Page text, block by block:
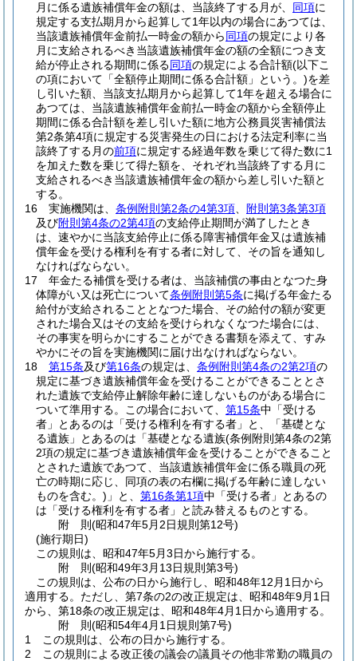
月に係る遺族補償年金の額は、当該終了する月が、 同項に
規定する支払期月から起算して1年以内の場合にあつては、
当該遺族補償年金前払一時金の額から同項の規定により各
月に支給されるべき当該遺族補償年金の額の全額につき支
給が停止される期間に係る同項の規定による合計額(以下こ
の項において「全額停止期間に係る合計額」という。)を差
し引いた額、当該支払期月から起算して1年を超える場合に
あつては、当該遺族補償年金前払一時金の額から全額停止
期間に係る合計額を差し引いた額に地方公務員災害補償法
第2条第4項に規定する災害発生の日における法定利率に当
該終了する月の前項に規定する経過年数を乗じて得た数に1
を加えた数を乗じて得た額を、それぞれ当該終了する月に
支給されるべき当該遺族補償年金の額から差し引いた額と
する。
16
実施機関は、 条例附則第2条の4第3項
附則第3条第3項
及び附則第4条の2第4項の支給停止期間が満了したとき
は、速やかに当該支給停止に係る障害補償年金又は遺族補
償年金を受ける権利を有する者に対して、その旨を通知し
なければならない。
17
年金たる補償を受ける者は、当該補償の事由となつた身
体障がい又は死亡について条例附則第5条に掲げる年金たる
給付が支給されることとなつた場合、その給付の額が変更
された場合又はその支給を受けられなくなつた場合には、
その事実を明らかにすることができる書類を添えて、すみ
やかにその旨を実施機関に届け出なければならない。
18
第15条及び第16条の規定は、 条例附則第4条の2第2項の
規定に基づき遺族補償年金を受けることができることとさ
れた遺族で支給停止解除年齢に達しないものがある場合に
ついて準用する。
この場合において、 第15条中「受ける
者」とあるのは「受ける権利を有する者」と、「基礎とな
る遺族」とあるのは「基礎となる遺族(条例附則第4条の2第
2項の規定に基づき遺族補償年金を受けることができること
とされた遺族であつて、当該遺族補償年金に係る職員の死
亡の時期に応じ、同項の表の右欄に掲げる年齢に達しない
ものを含む。) 」と、 第16条第1項中「受ける者」とあるの
は「受ける権利を有する者」と読み替えるものとする。
附 則(昭和47年5月2日規則第12号)
(施行期日)
この規則は、昭和47年5月3日から施行する。
附 則(昭和49年3月13日規則第3号)
この規則は、公布の日から施行し、昭和48年12月1日から
適用する。 ただし、第7条の2の改正規定は、昭和48年9月1日
から、第18条の改正規定は、昭和48年4月1日から適用する。
附 則(昭和54年4月1日規則第7号)
1
この規則は、公布の日から施行する。
2
この規則による改正後の議会の議員その他非常勤の職員の